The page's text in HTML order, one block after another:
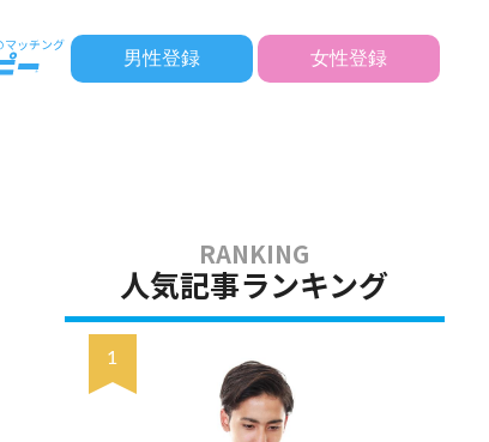
男性登録 女性登録
人気記事ランキング